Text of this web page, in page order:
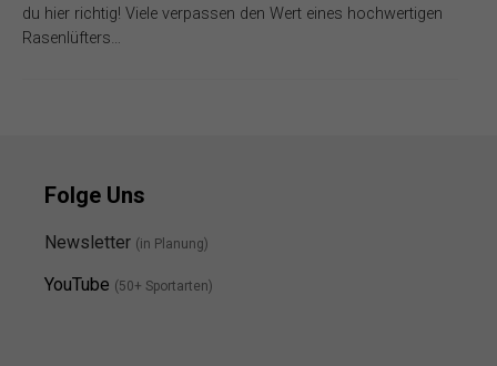
du hier richtig! Viele verpassen den Wert eines hochwertigen
Rasenlüfters…
Folge Uns
Newsletter (in Planung)
YouTube (50+ Sportarten)